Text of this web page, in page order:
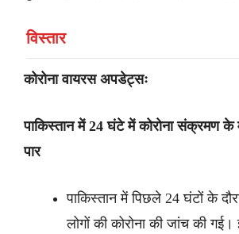
विस्तार
कोरोना वायरस अपडेट्सः
पाकिस्तान में 24 घंटे में कोरोना संक्रमण के
पार
पाकिस्तान में पिछले 24 घंटों के
लोगों की कोरोना की जांच की